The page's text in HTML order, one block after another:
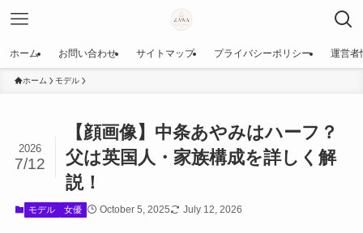
ホーム お問い合わせ サイトマップ プライバシーポリシー 運営者
ホーム モデル
【顔画像】中条あやみはハーフ？
父は英国人・家族構成を詳しく解
説！
2026
7/12
モデル 女優 October 5, 2025 July 12, 2026